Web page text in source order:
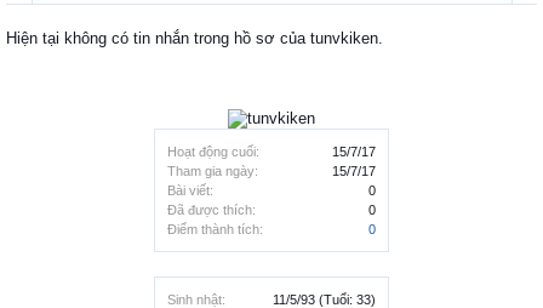
Hoạt động cuối:
15/7/17
Tham gia ngày:
15/7/17
Bài viết:
0
Đã được thích:
0
Điểm thành tích:
0
Sinh nhật: 11/5/93 (Tuổi: 33)
Hiện tại không có tin nhắn trong hồ sơ của tunvkiken.